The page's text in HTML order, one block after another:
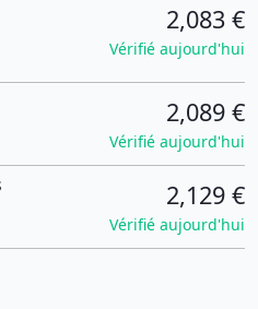
2,083 €
Vérifié aujourd'hui
2,089 €
Vérifié aujourd'hui
2,129 €
Vérifié aujourd'hui